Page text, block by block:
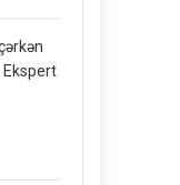
Ekspert